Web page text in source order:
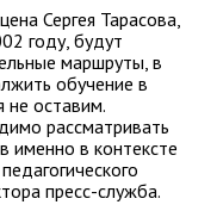
Сергея Тарасова,
году, будут
маршруты, в
обучение в
не оставим.
рассматривать
именно в контексте
пресс-служба.